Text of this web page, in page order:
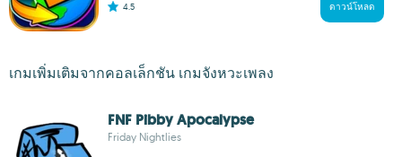
4.5 ดาวน์โหลด
เกมเพิ่มเติมจากคอลเล็กชัน เกมจังหวะเพลง
FNF Pibby Apocalypse
Friday Nightlies